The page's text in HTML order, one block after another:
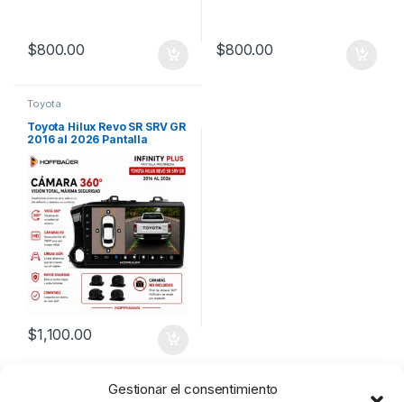
Gestionar el consentimiento
$800.00 $800.00
Toyota
Toyota Hilux Revo SR SRV GR
2016 al 2026 Pantalla
CarPlay & Android Auto
$1,100.00